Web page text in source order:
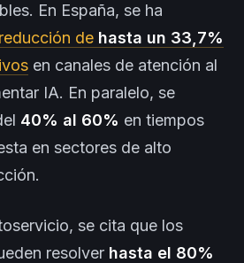
En España, se ha
reducción de hasta un 33,7%
en canales de atención al
IA. En paralelo, se
40% al 60% en tiempos
en sectores de alto
se cita que los
resolver hasta el 80%